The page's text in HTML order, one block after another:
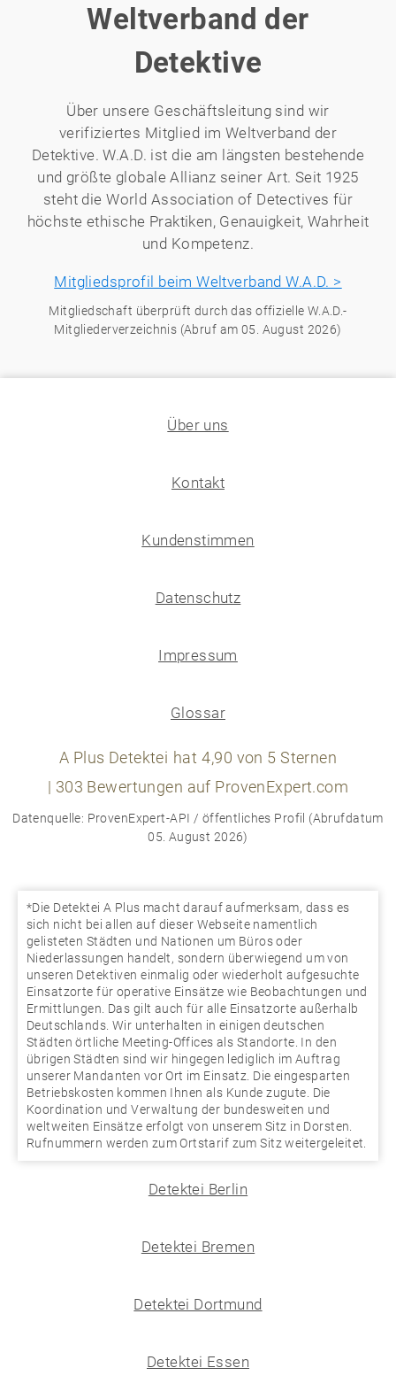
Weltverband der
Detektive
Über unsere Geschäftsleitung sind wir
verifiziertes Mitglied im Weltverband der
Detektive. W.A.D. ist die am längsten bestehende
und größte globale Allianz seiner Art. Seit 1925
steht die World Association of Detectives für
höchste ethische Praktiken, Genauigkeit, Wahrheit
und Kompetenz.
Mitgliedsprofil beim Weltverband W.A.D. >
Mitgliedschaft überprüft durch das offizielle W.A.D.-
Mitgliederverzeichnis (Abruf am 05. August 2026)
Über uns
Kontakt
Kundenstimmen
Datenschutz
Impressum
Glossar
A Plus Detektei hat 4,90 von 5 Sternen
| 303 Bewertungen auf ProvenExpert.com
Datenquelle: ProvenExpert-API / öffentliches Profil (Abrufdatum
05. August 2026)
*Die Detektei A Plus macht darauf aufmerksam, dass es
sich nicht bei allen auf dieser Webseite namentlich
gelisteten Städten und Nationen um Büros oder
Niederlassungen handelt, sondern überwiegend um von
unseren Detektiven einmalig oder wiederholt aufgesuchte
Einsatzorte für operative Einsätze wie Beobachtungen und
Ermittlungen. Das gilt auch für alle Einsatzorte außerhalb
Deutschlands. Wir unterhalten in einigen deutschen
Städten örtliche Meeting-Offices als Standorte. In den
übrigen Städten sind wir hingegen lediglich im Auftrag
unserer Mandanten vor Ort im Einsatz. Die eingesparten
Betriebskosten kommen Ihnen als Kunde zugute. Die
Koordination und Verwaltung der bundesweiten und
weltweiten Einsätze erfolgt von unserem Sitz in Dorsten.
Rufnummern werden zum Ortstarif zum Sitz weitergeleitet.
Detektei Berlin
Detektei Bremen
Detektei Dortmund
Detektei Essen